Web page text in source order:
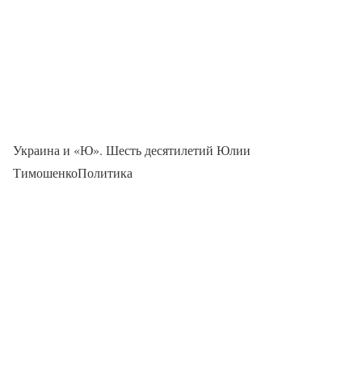
Украина и «Ю». Шесть десятилетий Юлии
ТимошенкоПолитика